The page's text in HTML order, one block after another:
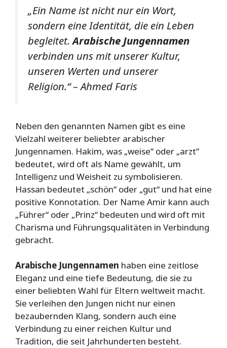
„Ein Name ist nicht nur ein Wort,
sondern eine Identität, die ein Leben
begleitet.Arabische Jungennamen
verbinden uns mit unserer Kultur,
unseren Werten und unserer
Religion.“ – Ahmed Faris
Neben den genannten Namen gibt es eine
Vielzahl weiterer beliebter arabischer
Jungennamen. Hakim, was „weise“ oder „arzt“
bedeutet, wird oft als Name gewählt, um
Intelligenz und Weisheit zu symbolisieren.
Hassan bedeutet „schön“ oder „gut“ und hat eine
positive Konnotation. Der Name Amir kann auch
„Führer“ oder „Prinz“ bedeuten und wird oft mit
Charisma und Führungsqualitäten in Verbindung
gebracht.
Arabische Jungennamen haben eine zeitlose
Eleganz und eine tiefe Bedeutung, die sie zu
einer beliebten Wahl für Eltern weltweit macht.
Sie verleihen den Jungen nicht nur einen
bezaubernden Klang, sondern auch eine
Verbindung zu einer reichen Kultur und
Tradition, die seit Jahrhunderten besteht.